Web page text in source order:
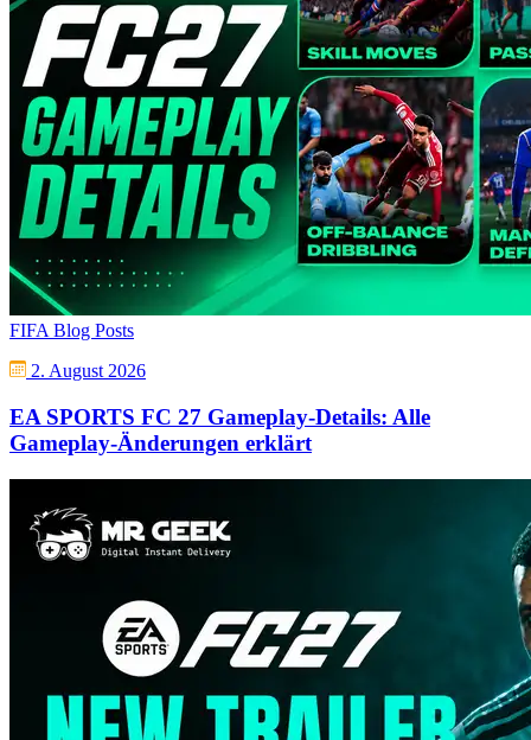
FIFA Blog Posts
2. August 2026
EA SPORTS FC 27 Gameplay-Details: Alle
Gameplay-Änderungen erklärt